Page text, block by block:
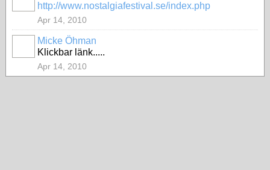
http://www.nostalgiafestival.se/index.php
Apr 14, 2010
Micke Öhman
Klickbar länk.....
Apr 14, 2010